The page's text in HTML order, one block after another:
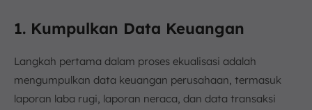
1. Kumpulkan Data Keuangan
Langkah pertama dalam proses ekualisasi adalah
mengumpulkan data keuangan perusahaan, termasuk
laporan laba rugi, laporan neraca, dan data transaksi